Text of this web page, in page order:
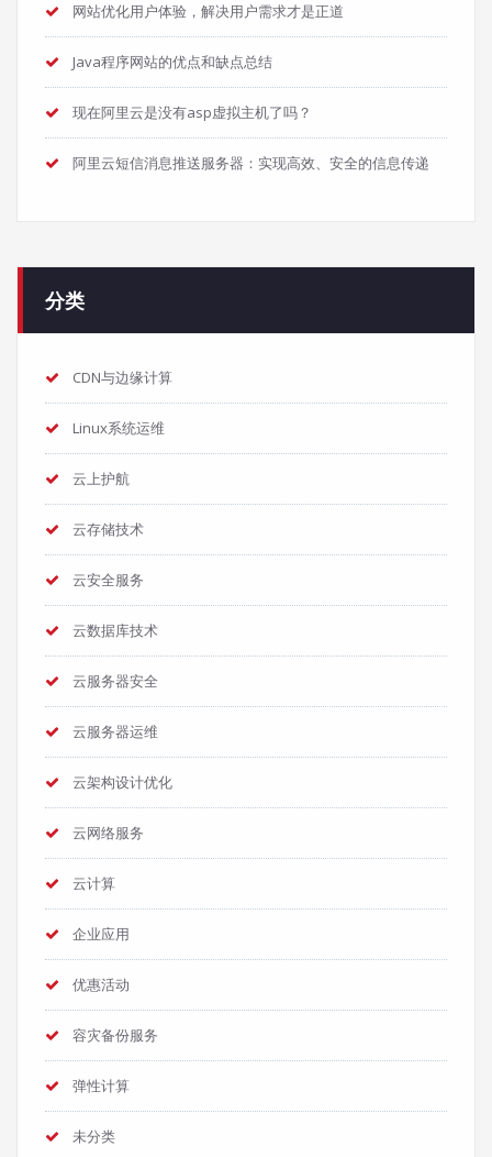
网站优化用户体验，解决用户需求才是正道
Java程序网站的优点和缺点总结
现在阿里云是没有asp虚拟主机了吗？
阿里云短信消息推送服务器：实现高效、安全的信息传递
分类
CDN与边缘计算
Linux系统运维
云上护航
云存储技术
云安全服务
云数据库技术
云服务器安全
云服务器运维
云架构设计优化
云网络服务
云计算
企业应用
优惠活动
容灾备份服务
弹性计算
未分类